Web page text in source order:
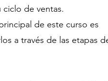
de ventas.
de este curso es
a través de las etapas